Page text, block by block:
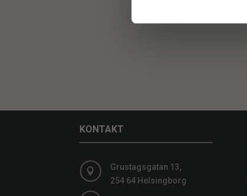
Gummiträd
1
KONTAKT

Grustagsgatan 13,
254 64 Helsingborg